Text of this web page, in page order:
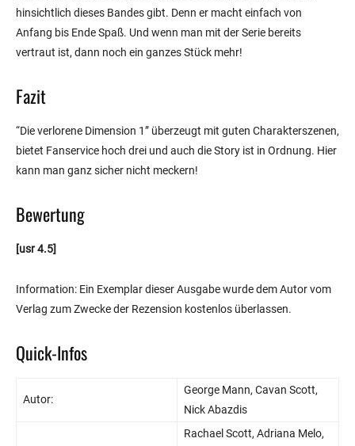
hinsichtlich dieses Bandes gibt. Denn er macht einfach von
Anfang bis Ende Spaß. Und wenn man mit der Serie bereits
vertraut ist, dann noch ein ganzes Stück mehr!
Fazit
“Die verlorene Dimension 1” überzeugt mit guten Charakterszenen,
bietet Fanservice hoch drei und auch die Story ist in Ordnung. Hier
kann man ganz sicher nicht meckern!
Bewertung
[usr 4.5]
Information: Ein Exemplar dieser Ausgabe wurde dem Autor vom
Verlag zum Zwecke der Rezension kostenlos überlassen.
Quick-Infos
Autor:
George Mann, Cavan Scott,
Nick Abazdis
Rachael Scott, Adriana Melo,